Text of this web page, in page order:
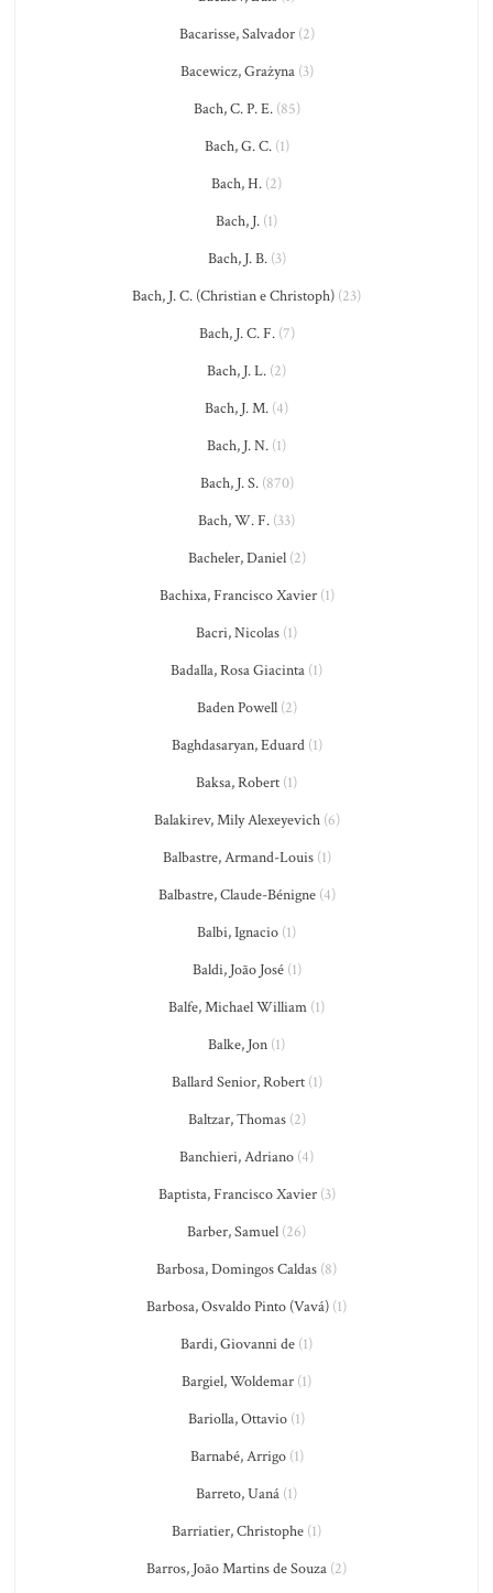
Bacarisse, Salvador(2)
Bacewicz, Grażyna(3)
Bach, C. P. E.(85)
Bach, G. C.(1)
Bach, H. (2)
Bach, J. (1)
Bach, J. B.(3)
Bach, J. C. (Christian e Christoph) (23)
Bach, J. C. F.(7)
Bach, J. L. (2)
Bach, J. M. (4)
Bach, J. N. (1)
Bach, J. S.(870)
Bach, W. F. (33)
Bacheler, Daniel(2)
Bachixa, Francisco Xavier(1)
Bacri, Nicolas (1)
Badalla, Rosa Giacinta (1)
Baden Powell(2)
Baghdasaryan, Eduard(1)
Baksa, Robert (1)
Balakirev, Mily Alexeyevich(6)
Balbastre, Armand-Louis(1)
Balbastre, Claude-Bénigne(4)
Balbi, Ignacio (1)
Baldi, João José(1)
Balfe, Michael William (1)
Balke, Jon (1)
Ballard Senior, Robert(1)
Baltzar, Thomas(2)
Banchieri, Adriano (4)
Baptista, Francisco Xavier(3)
Barber, Samuel (26)
Barbosa, Domingos Caldas (8)
Barbosa, Osvaldo Pinto (Vavá) (1)
Bardi, Giovanni de (1)
Bargiel, Woldemar (1)
Bariolla, Ottavio (1)
Barnabé, Arrigo(1)
Barreto, Uaná (1)
Barriatier, Christophe (1)
Barros, João Martins de Souza (2)